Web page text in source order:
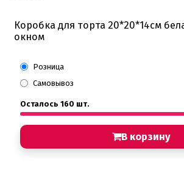
Коробка для торта 20*20*14см
окном
Розница
Самовывоз
Осталось 160 шт.
В корзину